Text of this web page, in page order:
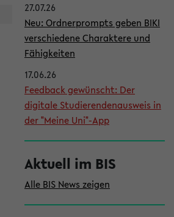
27.07.26
Neu: Ordnerprompts geben BIKI
verschiedene Charaktere und
Fähigkeiten
17.06.26
Feedback gewünscht: Der
digitale Studierendenausweis in
der "Meine Uni"-App
Aktuell im BIS
Alle BIS News zeigen